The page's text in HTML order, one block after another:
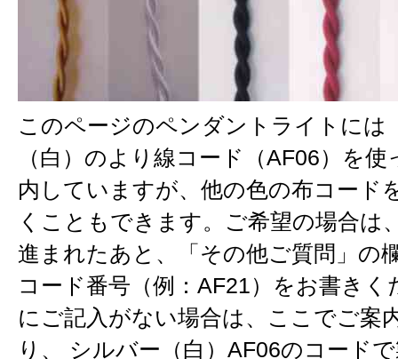
このページのペンダントライトに
（白）のより線コード（AF06）を
内していますが、他の色の布コード
くこともできます。ご希望の場合は
進まれたあと、「その他ご質問」の
コード番号（例：AF21）をお書きく
にご記入がない場合は、ここでご案
り、 シルバー（白）AF06のコード